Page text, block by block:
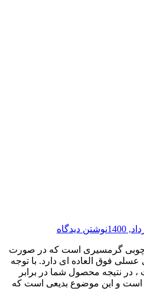
نوشتن دیدگاه
گرمسیری است که در صورت
فوق العاده ای دارد. با توجه
در نتیجه محصول شما در برابر
است و این موضوع بدیعی است که